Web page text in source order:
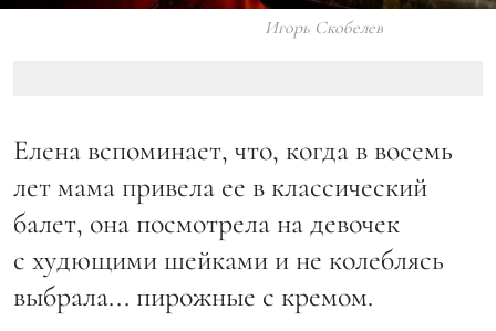
Игорь Скобелев
Елена вспоминает, что, когда в восемь
лет мама привела ее в классический
балет, она посмотрела на девочек
с худющими шейками и не колеблясь
выбрала... пирожные с кремом.